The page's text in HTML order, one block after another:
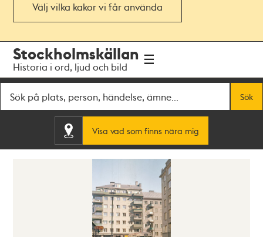
Välj vilka kakor vi får använda
navigationen
huvudinnehållet
Stockholmskällan
Historia i ord, ljud och bild
Sök
Visa vad som finns nära mig